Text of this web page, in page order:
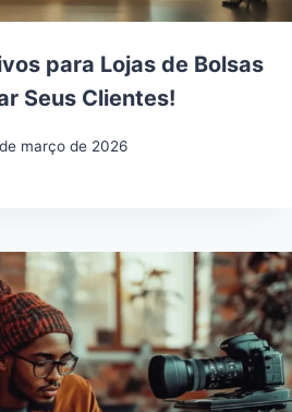
para Lojas de Bolsas
Seus Clientes!
março de 2026